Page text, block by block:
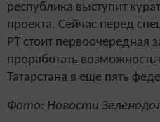
республика выступит
проекта. Сейчас перед
РТ стоит первоочередная
проработать
Татарстана в еще пять
Фото: Новости